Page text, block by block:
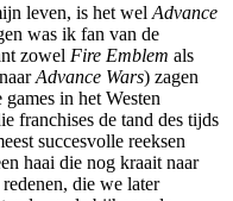
leven, is het wel Advance
was ik fan van de
zowel Fire Emblem als
Advance Wars) zagen
in het Westen
franchises de tand des tijds
succesvolle reeksen
haai die nog kraait naar
die we later